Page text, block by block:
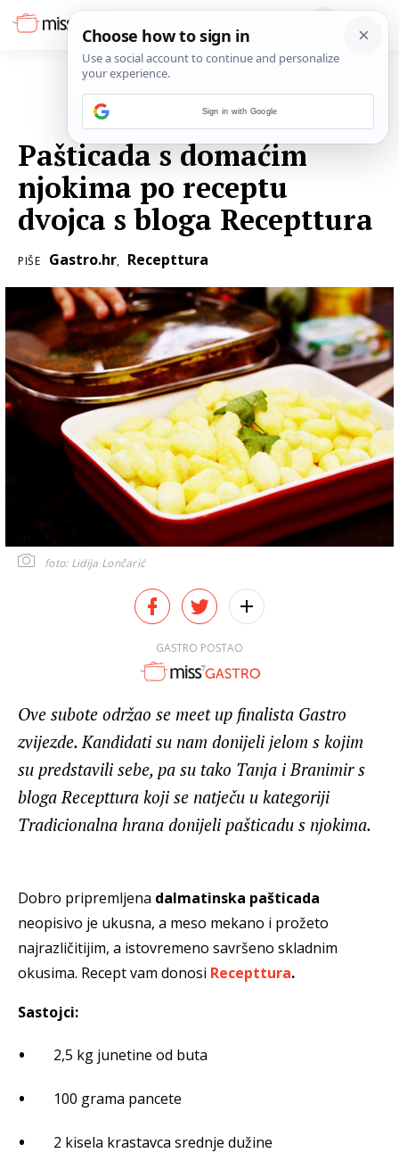
Pašticada s domaćim
njokima po receptu
dvojca s bloga Recepttura
PIŠE Gastro.hr, Recepttura
foto: Lidija Lončarić
GASTRO POSTAO
Ove subote održao se meet up finalista Gastro
zvijezde. Kandidati su nam donijeli jelom s kojim
su predstavili sebe, pa su tako Tanja i Branimir s
bloga Recepttura koji se natječu u kategoriji
Tradicionalna hrana donijeli pašticadu s njokima.
Dobro pripremljena dalmatinska pašticada
neopisivo je ukusna, a meso mekano i prožeto
najrazličitijim, a istovremeno savršeno skladnim
okusima. Recept vam donosi Recepttura.
Sastojci:
2,5 kg junetine od buta
100 grama pancete
2 kisela krastavca srednje dužine
Sign in with Google